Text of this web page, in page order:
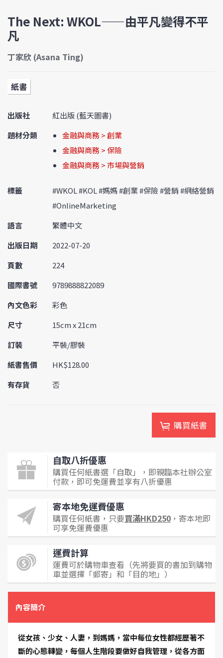
The Next: WKOL——由平凡變得不平
凡
丁家欣 (Asana Ting)
紙書
出版社
紅出版 (藍天圖書)
題材分類
金融與商務 > 創業
金融與商務 > 保險
金融與商務 > 市場與營銷
標籤
#WKOL #KOL #媽媽 #創業 #保險 #營銷 #網絡營銷
#OnlineMarketing
語言
繁體中文
出版日期
2022-07-20
頁數
224
國際書號
9789888822089
內文色彩
彩色
尺寸
15cm x 21cm
訂裝
平裝/膠裝
紙書售價
HK$128.00
有存貨
否
購買紙書
自取八折優惠
購買任何紙書選「自取」，即親臨本社辦公室
付款，即可免運費並享有八折優惠
寄本地免運費優惠
購買任何紙書，只要買滿HKD250 ，寄本地即
可享免運費優惠
運費計算
運費可於購物車查看（先將要買的書加到購物
車並選擇「郵寄」和「目的地」）
內容簡介
從女孩、少女、人妻，到媽媽，當中每位女性都經歷著不
斷的心態轉變，每個人生階段要做好自我管理，從各方面